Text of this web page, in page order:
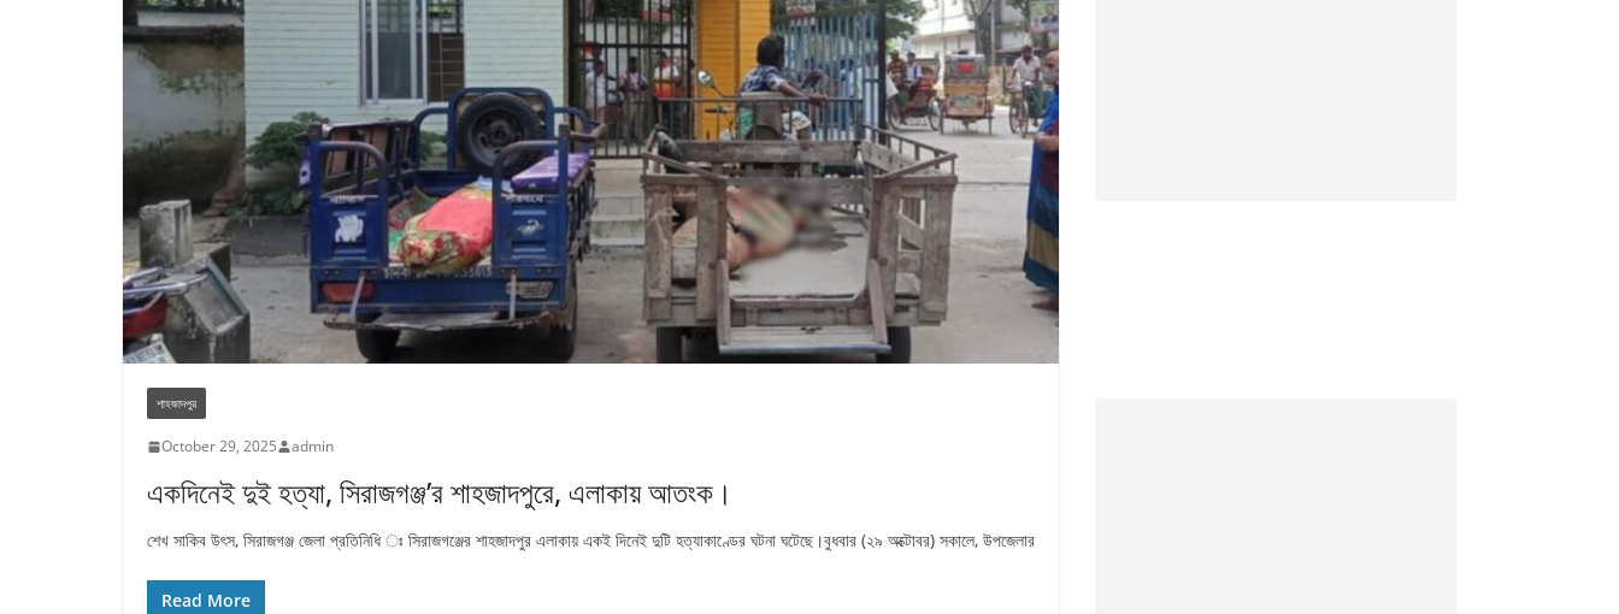
শাহজাদপুর
October 29, 2025 admin
একদিনেই দুই হত্যা, সিরাজগঞ্জ’র শাহজাদপুরে, এলাকায় আতংক।
‎‎শেখ সাকিব উৎস, সিরাজগঞ্জ জেলা প্রতিনিধি ঃ ‎সিরাজগঞ্জের শাহজাদপুর এলাকায় একই দিনেই দুটি হত্যাকাণ্ডের ঘটনা ঘটেছে।‎বুধবার (২৯ অক্টোবর) সকালে, উপজেলার
Read More